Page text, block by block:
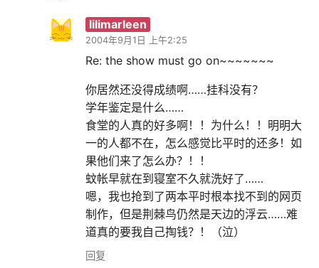
lilimarleen
2004年9月1日 上午2:25
Re: the show must go on~~~~~~~
你居然还没得成绩啊……挂科没有？
学年鉴定是什么……
食堂的人真的好多啊！！为什么！！明明大
一的人都不在，怎么感觉比平时的还多！如
果他们来了怎么办？！！
蚊帐早就在到寝室不久就洗好了……
嗯，我也抢到了两本平时根本找不到的网页
制作，但是荆棘鸟仍然是天边的浮云……难
道真的要我自己掏钱？！（泣）
回复